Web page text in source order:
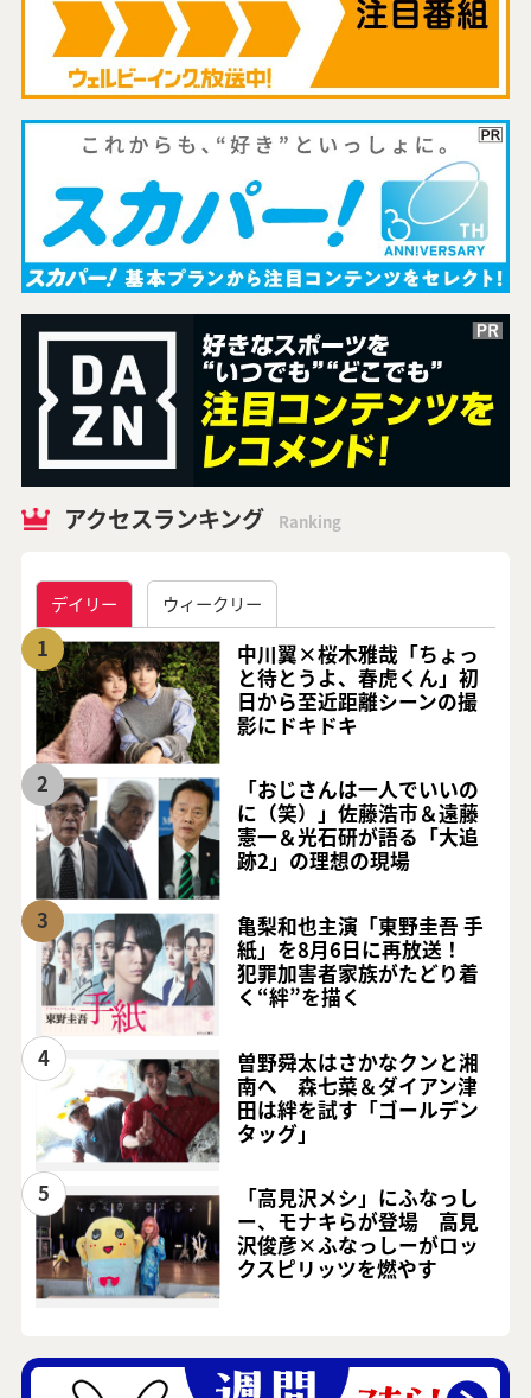
アクセスランキング Ranking
デイリー ウィークリー
1
中川翼×桜木雅哉「ちょっ
と待とうよ、春虎くん」初
日から至近距離シーンの撮
影にドキドキ
2
「おじさんは一人でいいの
に（笑）」佐藤浩市＆遠藤
憲一＆光石研が語る「大追
跡2」の理想の現場
3
亀梨和也主演「東野圭吾 手
紙」を8月6日に再放送！
犯罪加害者家族がたどり着
く“絆”を描く
4
曽野舜太はさかなクンと湘
南へ 森七菜＆ダイアン津
田は絆を試す「ゴールデン
タッグ」
5
「高見沢メシ」にふなっし
ー、モナキらが登場 高見
沢俊彦×ふなっしーがロッ
クスピリッツを燃やす